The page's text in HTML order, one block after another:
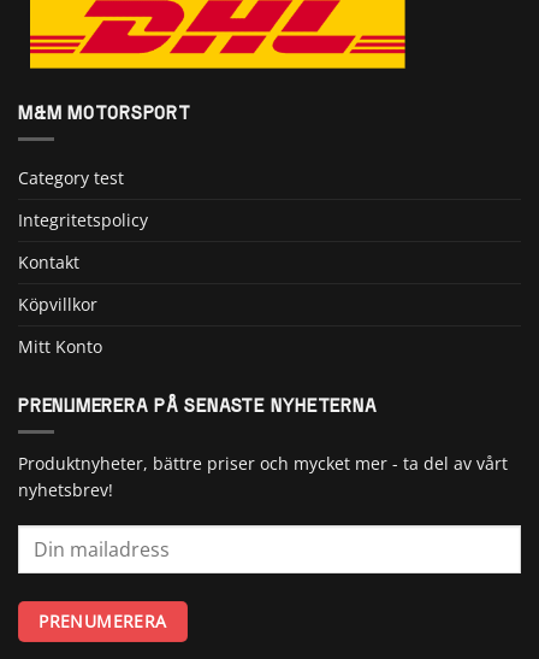
M&M MOTORSPORT
Category test
Integritetspolicy
Kontakt
Köpvillkor
Mitt Konto
PRENUMERERA PÅ SENASTE NYHETERNA
Produktnyheter, bättre priser och mycket mer - ta del av vårt
nyhetsbrev!